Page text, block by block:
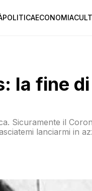
POLITICAECONOMIA
la fine
Sicuramente il
lanciarmi in
futuro non sia […]